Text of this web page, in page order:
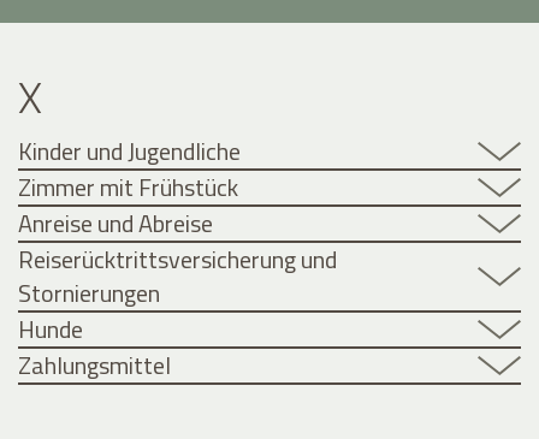
X
Kinder und Jugendliche
Zimmer mit Frühstück
Anreise und Abreise
Reiserücktrittsversicherung und
Stornierungen
Hunde
Zahlungsmittel